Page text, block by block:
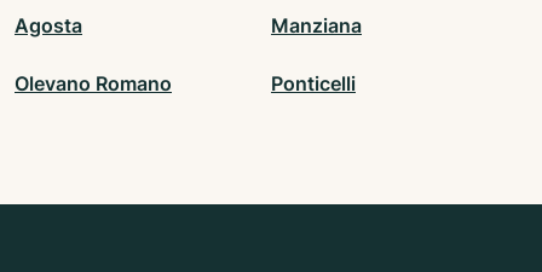
Agosta Manziana
Olevano Romano Ponticelli